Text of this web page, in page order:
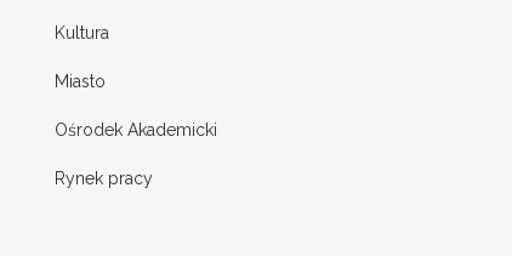
Kultura
Miasto
Ośrodek Akademicki
Rynek pracy